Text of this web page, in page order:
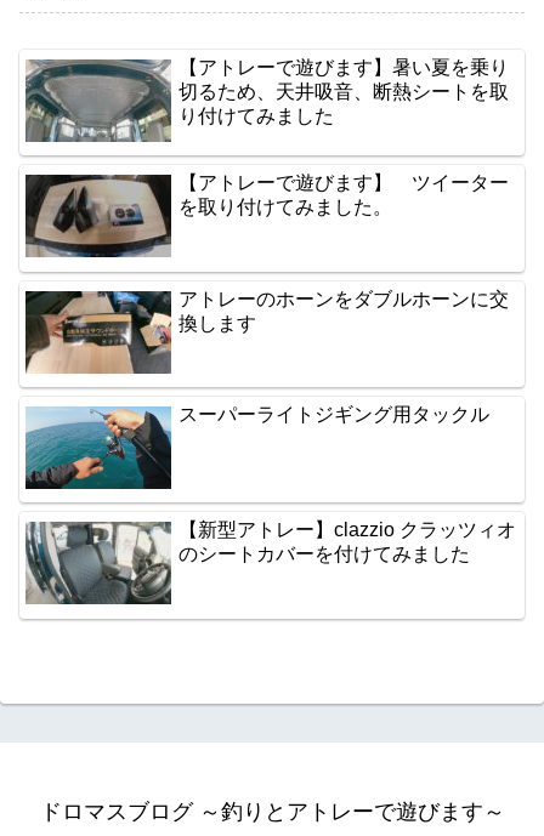
【アトレーで遊びます】暑い夏を乗り
切るため、天井吸音、断熱シートを取
り付けてみました
【アトレーで遊びます】 ツイーター
を取り付けてみました。
アトレーのホーンをダブルホーンに交
換します
スーパーライトジギング用タックル
【新型アトレー】clazzio クラッツィオ
のシートカバーを付けてみました
ドロマスブログ ～釣りとアトレーで遊びます～